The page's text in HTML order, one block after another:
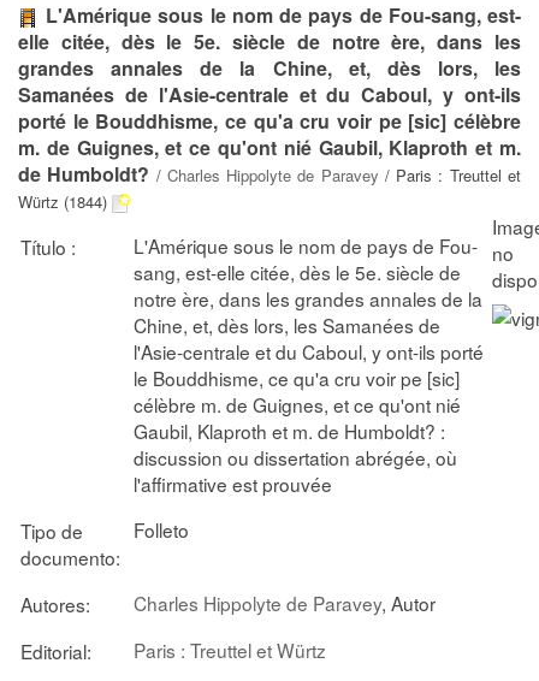
L'Amérique sous le nom de pays de Fou-sang, est-
elle citée, dès le 5e. siècle de notre ère, dans les
grandes annales de la Chine, et, dès lors, les
Samanées de l'Asie-centrale et du Caboul, y ont-ils
porté le Bouddhisme, ce qu'a cru voir pe [sic] célèbre
m. de Guignes, et ce qu'ont nié Gaubil, Klaproth et m.
de Humboldt? / Charles Hippolyte de Paravey / Paris : Treuttel et
Würtz (1844)
Título :
L'Amérique sous le nom de pays de Fou-
sang, est-elle citée, dès le 5e. siècle de
notre ère, dans les grandes annales de la
Chine, et, dès lors, les Samanées de
l'Asie-centrale et du Caboul, y ont-ils porté
le Bouddhisme, ce qu'a cru voir pe [sic]
célèbre m. de Guignes, et ce qu'ont nié
Gaubil, Klaproth et m. de Humboldt? :
discussion ou dissertation abrégée, où
l'affirmative est prouvée
Tipo de
documento:
Folleto
Autores: Charles Hippolyte de Paravey, Autor
Editorial:
Paris : Treuttel et Würtz